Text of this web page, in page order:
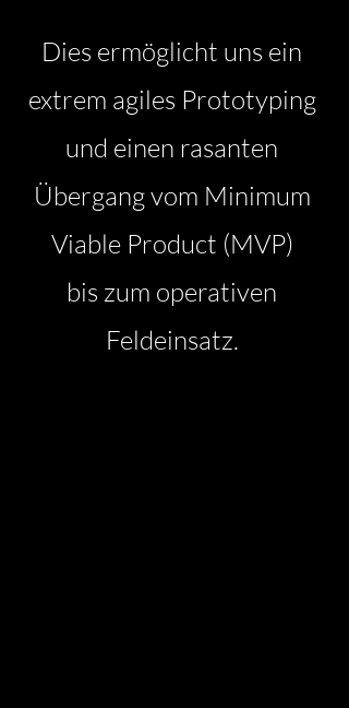
Dies ermöglicht uns ein
extrem agiles Prototyping
und einen rasanten
Übergang vom Minimum
Viable Product (MVP)
bis zum operativen
Feldeinsatz.